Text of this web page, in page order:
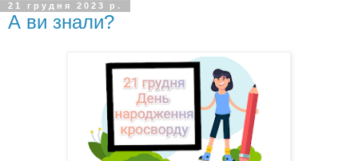
21 грудня 2023 р.
А ви знали?